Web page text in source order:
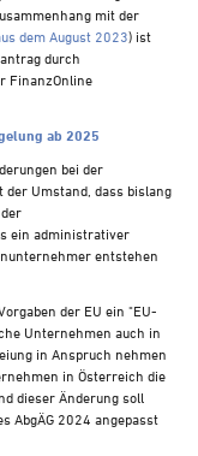
mit der
dem August 2023) ist
durch
FinanzOnline
ab 2025
bei der
Umstand, dass bislang
ein administrativer
entstehen
der EU ein "EU-
Unternehmen auch in
in Anspruch nehmen
in Österreich die
dieser Änderung soll
AbgÄG 2024 angepasst